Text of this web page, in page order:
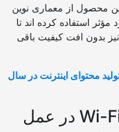
از معماری نوین
کرده اند تا
افت کیفیت باقی
اینترنت در سال